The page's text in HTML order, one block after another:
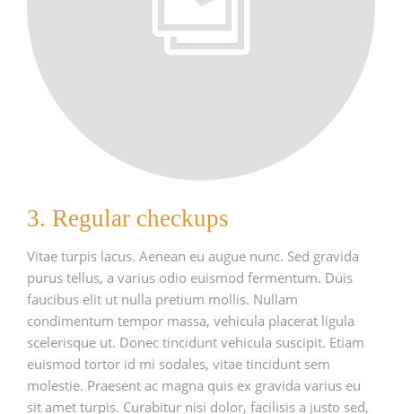
3. Regular checkups
Vitae turpis lacus. Aenean eu augue nunc. Sed gravida
purus tellus, a varius odio euismod fermentum. Duis
faucibus elit ut nulla pretium mollis. Nullam
condimentum tempor massa, vehicula placerat ligula
scelerisque ut. Donec tincidunt vehicula suscipit. Etiam
euismod tortor id mi sodales, vitae tincidunt sem
molestie. Praesent ac magna quis ex gravida varius eu
sit amet turpis. Curabitur nisi dolor, facilisis a justo sed,